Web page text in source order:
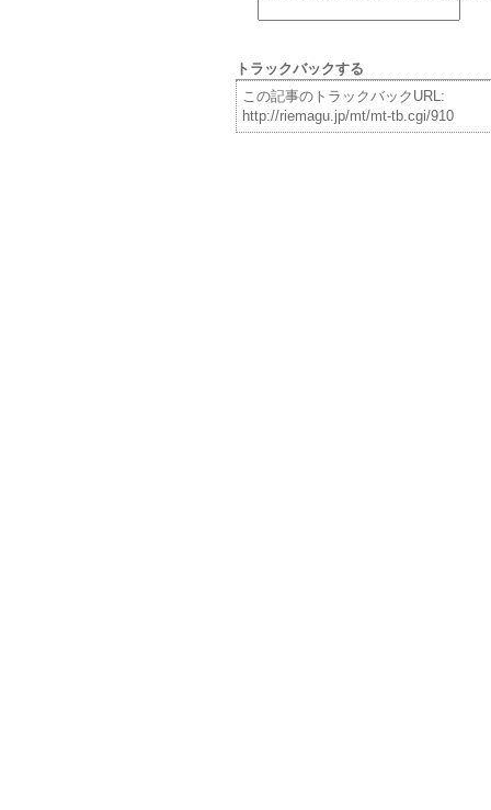
トラックバックする
この記事のトラックバックURL:
http://riemagu.jp/mt/mt-tb.cgi/910